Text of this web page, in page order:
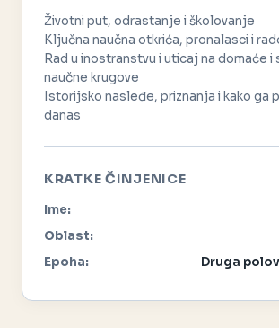
Životni put, odrastanje i školovanje
Ključna naučna otkrića, pronalasci i
Rad u inostranstvu i uticaj na domaće i
naučne krugove
Istorijsko nasleđe, priznanja i kako ga
danas
KRATKE ČINJENICE
Ime:
Oblast:
Epoha:
Druga